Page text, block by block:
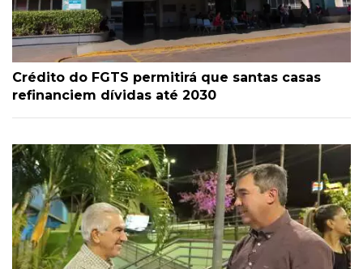
Crédito do FGTS permitirá que santas casas
refinanciem dívidas até 2030